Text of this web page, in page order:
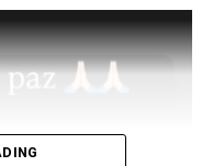
της στήριξης μας
ίδιοι.